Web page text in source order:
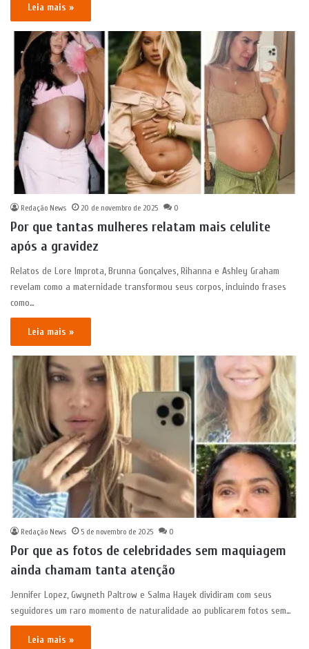
Leia mais »
Redação News 20 de novembro de 2025 0
Por que tantas mulheres relatam mais celulite
após a gravidez
Relatos de Lore Improta, Brunna Gonçalves, Rihanna e Ashley Graham
revelam como a maternidade transformou seus corpos, incluindo frases
como…
Leia mais »
Redação News 5 de novembro de 2025 0
Por que as fotos de celebridades sem maquiagem
ainda chamam tanta atenção
Jennifer Lopez, Gwyneth Paltrow e Salma Hayek dividiram com seus
seguidores um raro momento de naturalidade ao publicarem fotos sem…
Leia mais »